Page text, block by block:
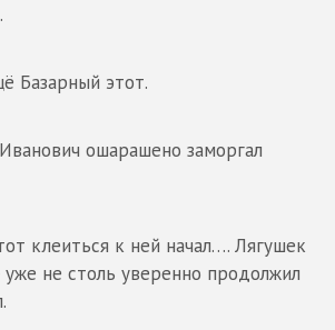
Базарный этот.
ошарашено заморгал
клеиться к ней начал…. Лягушек
не столь уверенно продолжил